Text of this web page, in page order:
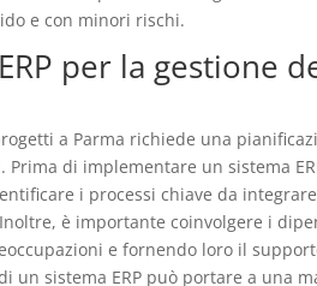
e con minori rischi.
per la gestione
a Parma richiede una
di implementare un sistema
i processi chiave da
è importante coinvolgere i
e fornendo loro il
sistema ERP può portare a una